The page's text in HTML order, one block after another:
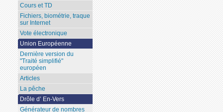
Cours et TD
Fichiers, biométrie, traque
sur Internet
Vote électronique
Union Européenne
Dernière version du
"Traité simplifié"
européen
Articles
La pêche
Drôle d’ En-Vers
Générateur de nombres